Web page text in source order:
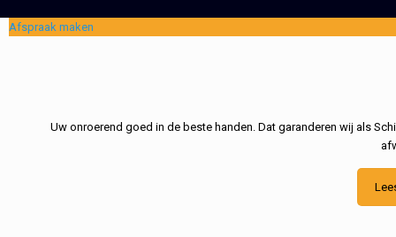
Afspraak maken
Uw onroerend goed in de beste handen. Dat garanderen wij als